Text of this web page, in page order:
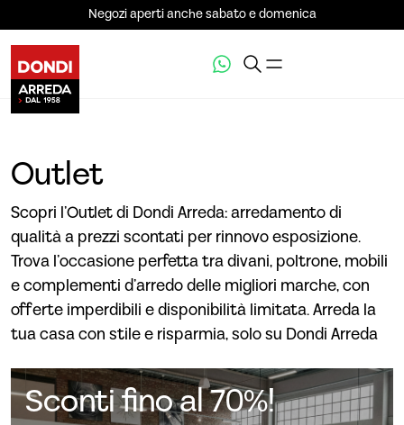
Negozi aperti anche sabato e domenica
Outlet
Scopri l’Outlet di Dondi Arreda: arredamento di
qualità a prezzi scontati per rinnovo esposizione.
Trova l’occasione perfetta tra divani, poltrone, mobili
e complementi d’arredo delle migliori marche, con
offerte imperdibili e disponibilità limitata. Arreda la
tua casa con stile e risparmia, solo su Dondi Arreda
Sconti fino al 70%!